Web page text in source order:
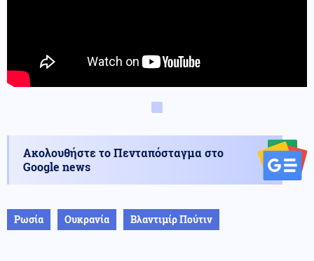
Ακολουθήστε το Πενταπόσταγμα στο
Google news
Ρωσία Ουκρανία Βλαντιμίρ Πούτιν